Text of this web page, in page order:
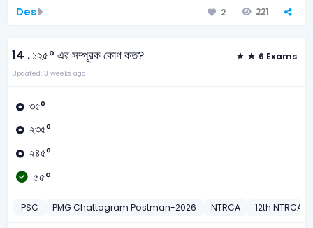
Des 2 221
14 .১২৫° এর সম্পূরক কোণ কত? 6 Exams
Updated: 3 weeks ago
৩৫°
২৩৫°
২৪৫°
৫৫°
PSC PMG Chattogram Postman-2026 NTRCA 12th NTRCA